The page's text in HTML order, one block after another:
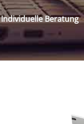
Individuelle Beratung